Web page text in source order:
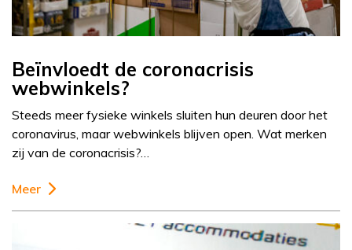
Beïnvloedt de coronacrisis
webwinkels?
Steeds meer fysieke winkels sluiten hun deuren door het
coronavirus, maar webwinkels blijven open. Wat merken
zij van de coronacrisis?…
Meer